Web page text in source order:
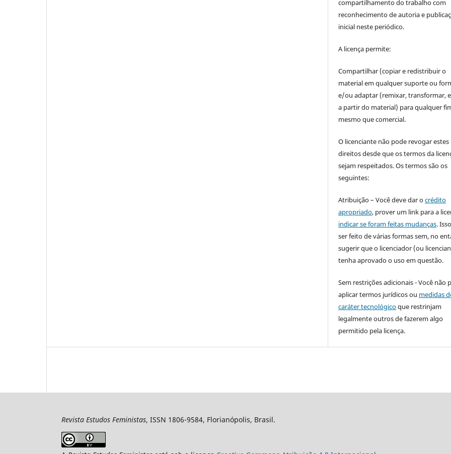
compartilhamento do trabalho com
reconhecimento de autoria e
inicial neste periódico.
A licença permite:
Compartilhar (copiar e redistribuir o
material em qualquer suporte ou
e/ou adaptar (remixar, transformar,
a partir do material) para qualquer
mesmo que comercial.
O licenciante não pode revogar estes
direitos desde que os termos da
sejam respeitados. Os termos são os
seguintes:
Atribuição – Você deve dar ocrédito
apropriado, prover um link para a
indicar se foram feitas mudanças.
ser feito de várias formas sem, no
sugerir que o licenciador (ou
tenha aprovado o uso em questão.
Sem restrições adicionais - Você não
aplicar termos jurídicos ou medidas
caráter tecnológicoque restrinjam
legalmente outros de fazerem algo
permitido pela licença.
Revista Estudos Feministas, ISSN 1806-9584, Florianópolis, Brasil.